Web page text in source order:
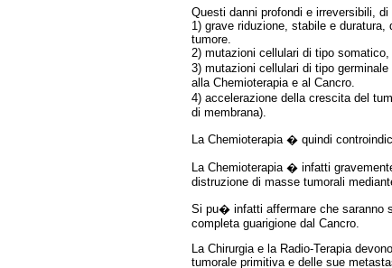
Questi danni profondi e irreversibili,
1) grave riduzione, stabile e
tumore.
2) mutazioni cellulari di tipo
3) mutazioni cellulari di tipo
alla Chemioterapia e al Cancro.
4) accelerazione della crescita del
di membrana).
La Chemioterapia � quindi
La Chemioterapia � infatti
distruzione di masse tumorali
Si pu� infatti affermare che saranno
completa guarigione dal Cancro.
La Chirurgia e la Radio-Terapia
tumorale primitiva e delle sue